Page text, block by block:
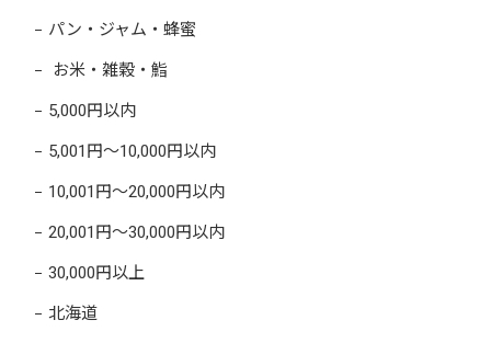
パン・ジャム・蜂蜜
お米・雑穀・鮨
5,000円以内
5,001円～10,000円以内
10,001円～20,000円以内
20,001円～30,000円以内
30,000円以上
北海道